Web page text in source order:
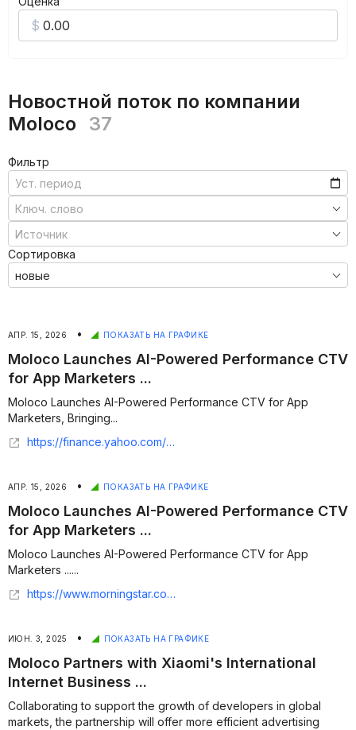
Новостной поток по компании
Moloco
37
Фильтр
Сортировка
АПР. 15, 2026 • ПОКАЗАТЬ НА ГРАФИКЕ
Moloco Launches AI-Powered Performance CTV
for App Marketers ...
Moloco Launches AI-Powered Performance CTV for App
Marketers, Bringing...
https://finance.yahoo.com/sectors/technology/articles/moloco-launches-ai-powered-performance-110000850.html
АПР. 15, 2026 • ПОКАЗАТЬ НА ГРАФИКЕ
Moloco Launches AI-Powered Performance CTV
for App Marketers ...
Moloco Launches AI-Powered Performance CTV for App
Marketers ......
https://www.morningstar.com/news/business-wire/20260415955907/moloco-launches-ai-powered-performance-ctv-for-app-marketers-bringing-mobile-grade-measurement-and-optimization-to-the-living-room
ИЮН. 3, 2025 • ПОКАЗАТЬ НА ГРАФИКЕ
Moloco Partners with Xiaomi's International
Internet Business ...
Collaborating to support the growth of developers in global
markets, the partnership will offer more efficient advertising